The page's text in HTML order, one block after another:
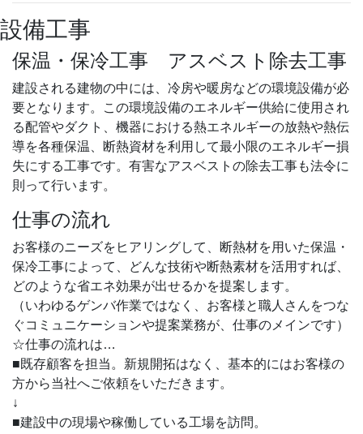
設備工事
保温・保冷工事 アスベスト除去工事
建設される建物の中には、冷房や暖房などの環境設備が必
要となります。この環境設備のエネルギー供給に使用され
る配管やダクト、機器における熱エネルギーの放熱や熱伝
導を各種保温、断熱資材を利用して最小限のエネルギー損
失にする工事です。有害なアスベストの除去工事も法令に
則って行います。
仕事の流れ
お客様のニーズをヒアリングして、断熱材を用いた保温・
保冷工事によって、どんな技術や断熱素材を活用すれば、
どのような省エネ効果が出せるかを提案します。
（いわゆるゲンバ作業ではなく、お客様と職人さんをつな
ぐコミュニケーションや提案業務が、仕事のメインです）
☆仕事の流れは…
■既存顧客を担当。新規開拓はなく、基本的にはお客様の
方から当社へご依頼をいただきます。
↓
■建設中の現場や稼働している工場を訪問。